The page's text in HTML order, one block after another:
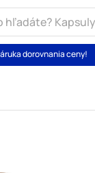
dorovnania ceny!